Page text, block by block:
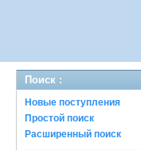
Поиск :
Новые поступления
Простой поиск
Расширенный поиск